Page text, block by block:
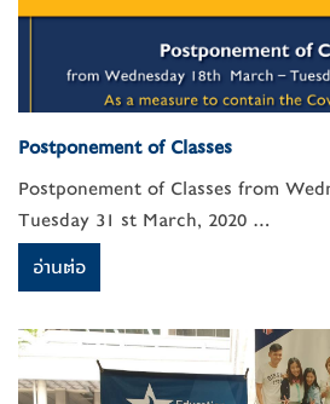
Postponement of Classes
Postponement of Classes from
Tuesday 31 st March, 2020 ...
อ่านต่อ